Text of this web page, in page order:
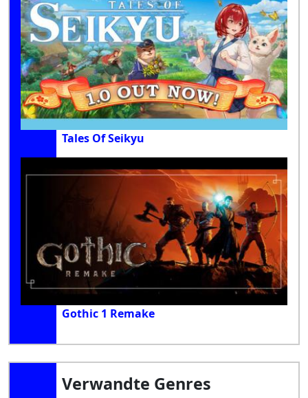
Tales Of Seikyu
Gothic 1 Remake
Verwandte Genres